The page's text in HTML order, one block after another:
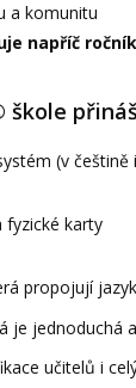
a komunitu
napříč
škole
(v češtině
fyzické karty
propojují
je jednoduchá
učitelů i